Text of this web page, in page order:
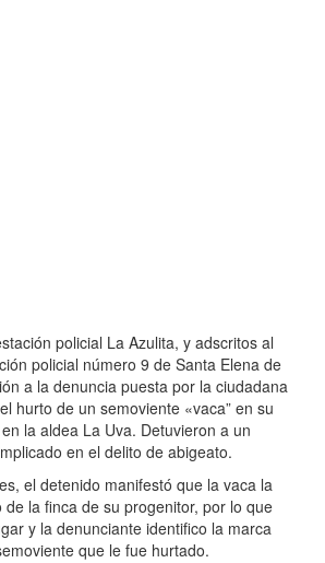
policial La Azulita, y adscritos al
policial número 9 de Santa Elena de
a la denuncia puesta por la ciudadana
hurto de un semoviente «vaca” en su
en la aldea La Uva. Detuvieron a un
en el delito de abigeato.
el detenido manifestó que la vaca la
la finca de su progenitor, por lo que
y la denunciante identifico la marca
que le fue hurtado.